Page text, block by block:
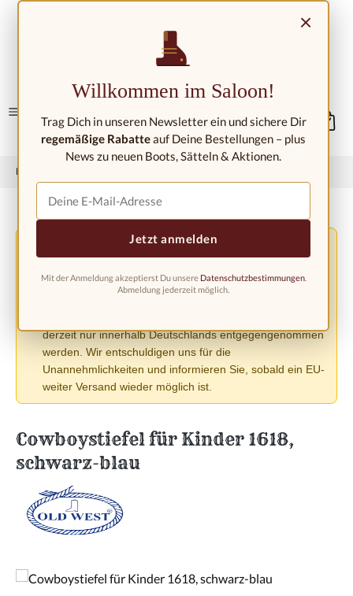
Home
⚠️
Versandänderung aufgrund der EU-Verordnung
PPWR
Aufgrund der neuen EU-Verpackungsverordnung
derzeit nur innerhalb Deutschlands entgegengenommen
werden. Wir entschuldigen uns für die
Unannehmlichkeiten und informieren Sie, sobald ein EU-
weiter Versand wieder möglich ist.
Cowboystiefel für Kinder 1618,
schwarz-blau
Bildergalerie überspringen
×
Willkommen im Saloon!
Trag Dich in unseren Newsletter ein und sichere Dir
regemäßige Rabatteauf Deine Bestellungen – plus
News zu neuen Boots, Sätteln & Aktionen.
Jetzt anmelden
Mit der Anmeldung akzeptierst Du unsere Datenschutzbestimmungen.
Abmeldung jederzeit möglich.